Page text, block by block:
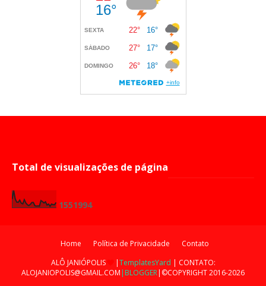
Total de visualizações de página
1551994
Home Política de Privacidade
Contato
ALÔ JANIÓPOLIS
|TemplatesYard | CONTATO:
ALOJANIOPOLIS@GMAIL.COM |BLOGGER|©COPYRIGHT 2016-2026